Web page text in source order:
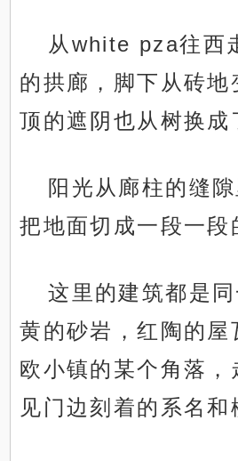
从white pza往西
的拱廊，脚下从砖地
顶的遮阴也从树换成
阳光从廊柱的缝隙
把地面切成一段一段
这里的建筑都是
黄的砂岩，红陶的屋
欧小镇的某个角落，
见门边刻着的系名和